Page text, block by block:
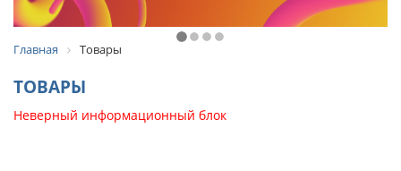
Главная Товары
ТОВАРЫ
Неверный информационный блок